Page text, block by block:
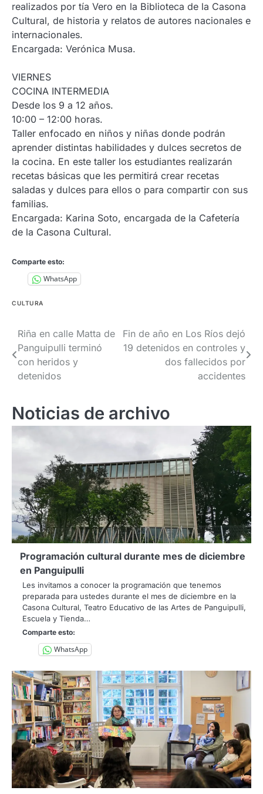
realizados por tía Vero en la Biblioteca de la Casona
Cultural, de historia y relatos de autores nacionales e
internacionales.
Encargada: Verónica Musa.
VIERNES
COCINA INTERMEDIA
Desde los 9 a 12 años.
10:00 – 12:00 horas.
Taller enfocado en niños y niñas donde podrán
aprender distintas habilidades y dulces secretos de
la cocina. En este taller los estudiantes realizarán
recetas básicas que les permitirá crear recetas
saladas y dulces para ellos o para compartir con sus
familias.
Encargada: Karina Soto, encargada de la Cafetería
de la Casona Cultural.
Comparte esto:
WhatsApp
CULTURA
Navegación
de
entradas
Riña en calle Matta de
Panguipulli terminó
con heridos y
detenidos
Fin de año en Los Ríos dejó
19 detenidos en controles y
dos fallecidos por
accidentes
Noticias de archivo
Programación cultural durante mes de diciembre
en Panguipulli
Les invitamos a conocer la programación que tenemos
preparada para ustedes durante el mes de diciembre en la
Casona Cultural, Teatro Educativo de las Artes de Panguipulli,
Escuela y Tienda…
Comparte esto:
WhatsApp